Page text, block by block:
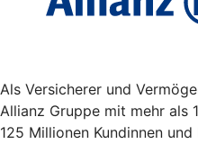
Als Versicherer und
Allianz Gruppe mit mehr als
125 Millionen Kundinnen